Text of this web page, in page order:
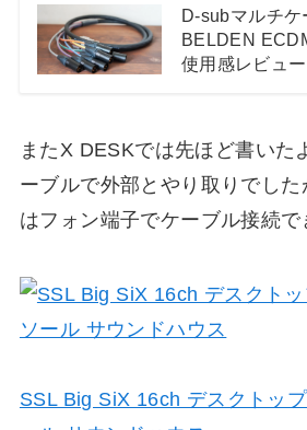
D-subマルチケ
BELDEN
使用感レビュ
またX DESKでは先ほど書いた
ーブルで外部とやり取りでした
はフォン端子でケーブル接続で
SSL Big SiX 16ch デスクトッ